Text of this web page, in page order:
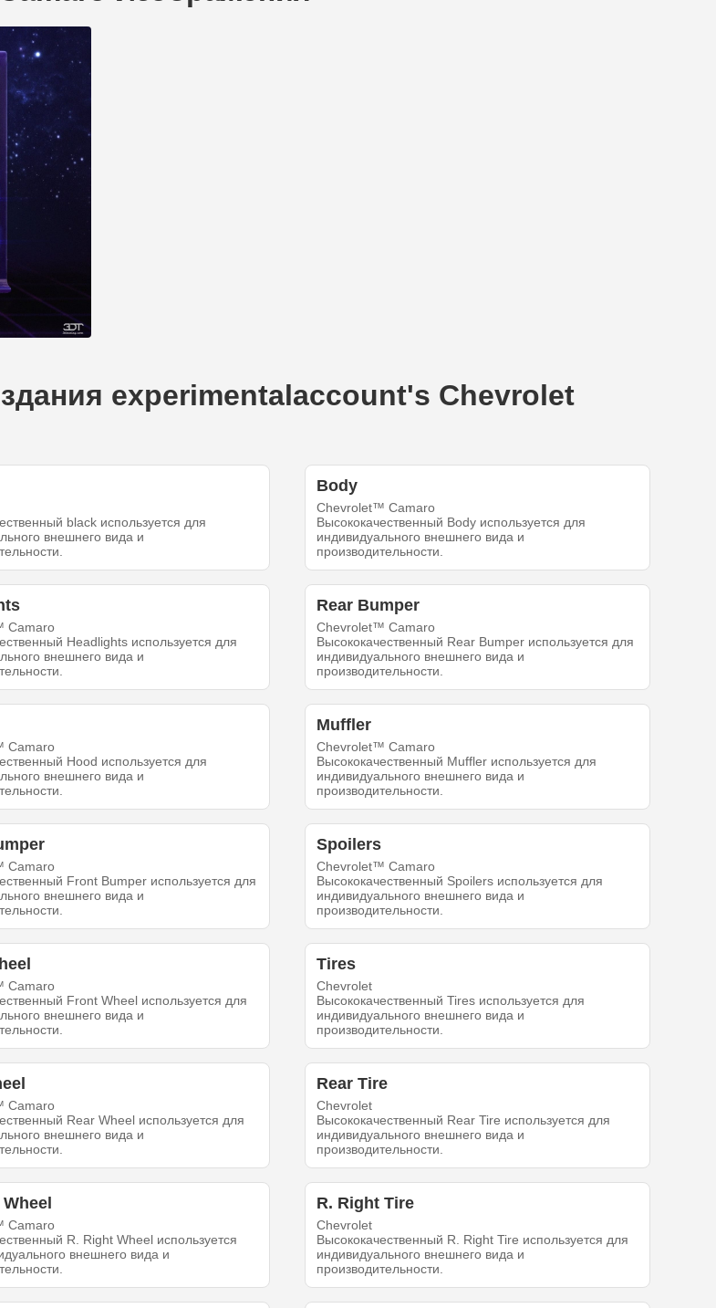
experimentalaccount's Chevrolet
black используется для
внешнего вида и
Body
Chevrolet™ Camaro
Высококачественный Body используется для
индивидуального внешнего вида и
производительности.
Camaro
Headlights используется для
внешнего вида и
Rear Bumper
Chevrolet™ Camaro
Высококачественный Rear Bumper используется для
индивидуального внешнего вида и
производительности.
Camaro
Hood используется для
внешнего вида и
Muffler
Chevrolet™ Camaro
Высококачественный Muffler используется для
индивидуального внешнего вида и
производительности.
Camaro
Front Bumper используется для
внешнего вида и
Spoilers
Chevrolet™ Camaro
Высококачественный Spoilers используется для
индивидуального внешнего вида и
производительности.
Camaro
Front Wheel используется для
внешнего вида и
Tires
Chevrolet
Высококачественный Tires используется для
индивидуального внешнего вида и
производительности.
Camaro
Rear Wheel используется для
внешнего вида и
Rear Tire
Chevrolet
Высококачественный Rear Tire используется для
индивидуального внешнего вида и
производительности.
Camaro
R. Right Wheel используется
внешнего вида и
R. Right Tire
Chevrolet
Высококачественный R. Right Tire используется для
индивидуального внешнего вида и
производительности.